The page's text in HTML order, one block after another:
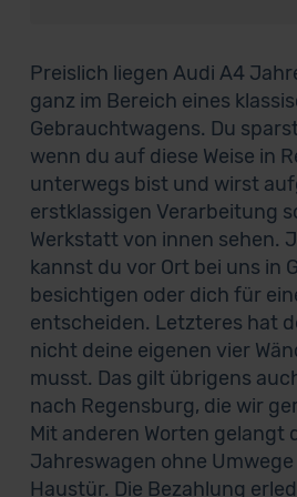
Preislich liegen Audi A4
ganz im Bereich eines
Gebrauchtwagens. Du
wenn du auf diese Weise in
unterwegs bist und wirst
erstklassigen Verarbeitung
Werkstatt von innen sehen.
kannst du vor Ort bei uns in
besichtigen oder dich für
entscheiden. Letzteres hat
nicht deine eigenen vier
musst. Das gilt übrigens
nach Regensburg, die wir
Mit anderen Worten gelangt
Jahreswagen ohne
Haustür. Die Bezahlung